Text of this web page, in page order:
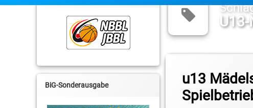
u13
Melanie Pydde
BiG-Sonderausgabe